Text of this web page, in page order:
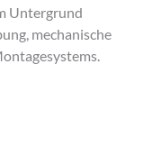
Untergrund
mechanische